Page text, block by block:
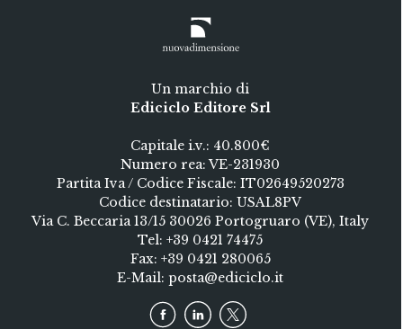
Un marchio di
Ediciclo Editore Srl
Capitale i.v.: 40.800€
Numero rea: VE-231930
Partita Iva / Codice Fiscale: IT02649520273
Codice destinatario: USAL8PV
Via C. Beccaria 13/15 30026 Portogruaro (VE), Italy
Tel:+39 0421 74475
Fax: +39 0421 280065
E-Mail:posta@ediciclo.it